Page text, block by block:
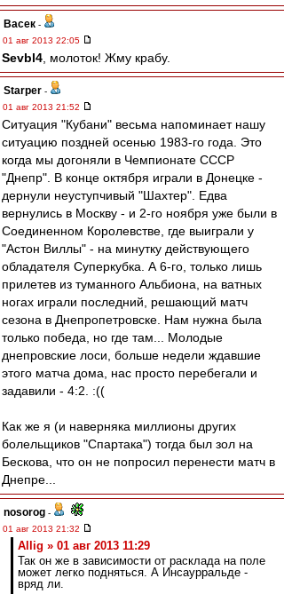
Васек -
01 авг 2013 22:05
Sevbl4 , молоток! Жму крабу.
Starper -
01 авг 2013 21:52
Ситуация "Кубани" весьма напоминает нашу
ситуацию поздней осенью 1983-го года. Это
когда мы догоняли в Чемпионате СССР
"Днепр". В конце октября играли в Донецке -
дернули неуступчивый "Шахтер". Едва
вернулись в Москву - и 2-го ноября уже были в
Соединенном Королевстве, где выиграли у
"Астон Виллы" - на минутку действующего
обладателя Суперкубка. А 6-го, только лишь
прилетев из туманного Альбиона, на ватных
ногах играли последний, решающий матч
сезона в Днепропетровске. Нам нужна была
только победа, но где там... Молодые
днепровские лоси, больше недели ждавшие
этого матча дома, нас просто перебегали и
задавили - 4:2. :((
Как же я (и наверняка миллионы других
болельщиков "Спартака") тогда был зол на
Бескова, что он не попросил перенести матч в
Днепре...
nosorog -
01 авг 2013 21:32
Allig » 01 авг 2013 11:29
Так он же в зависимости от расклада на поле
может легко подняться. А Инсаурральде -
вряд ли.